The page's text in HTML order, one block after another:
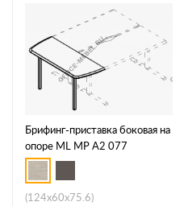
Брифинг-приставка боковая на
опоре ML МР А2 077
(124x60x75.6)